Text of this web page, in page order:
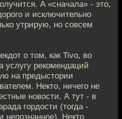
А «сначала» - это,
и исключительно
утрирую, но совсем
о том, как Tivo, во
услугу рекомендаций
на предыстории
Некто, ничего не
новости. А тут - в
гордости (тогда -
непознанное). Некто